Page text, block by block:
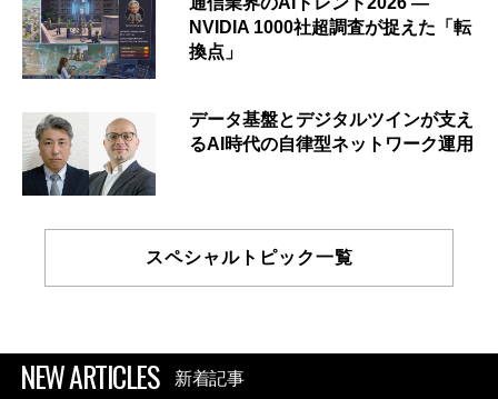
NVIDIA 1000社超調査が捉えた「転
換点」
データ基盤とデジタルツインが支え
るAI時代の自律型ネットワーク運用
スペシャルトピック一覧
NEW ARTICLES 新着記事